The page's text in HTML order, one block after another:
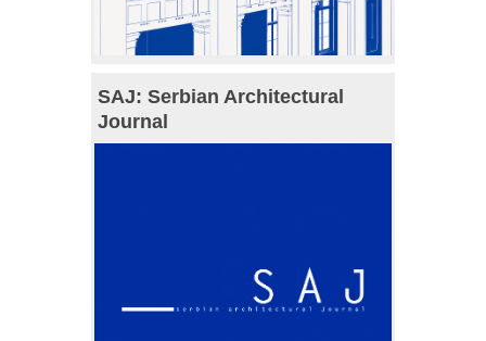
SAJ: Serbian Architectural
Journal